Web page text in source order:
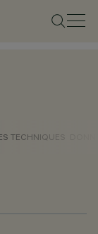
TECHNIQUES